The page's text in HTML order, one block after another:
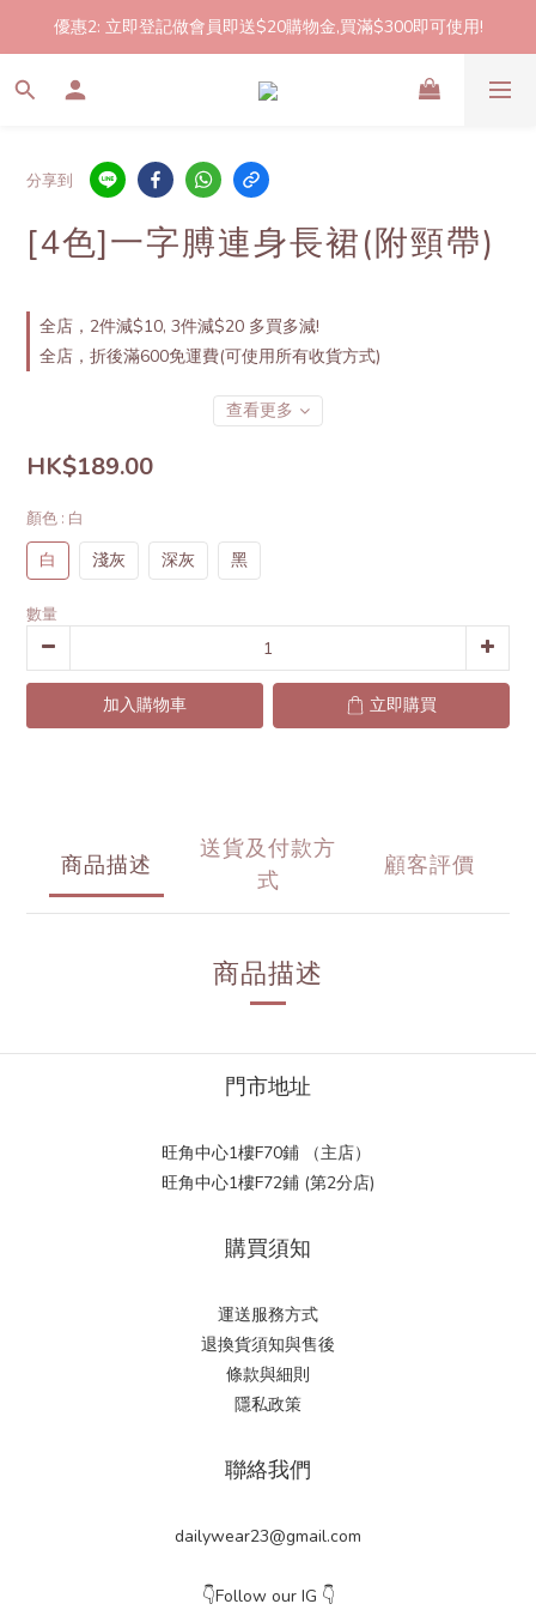
2件起包郵!(反應良好優惠期延長🎉!shop now!)
優惠2: 立即登記做會員即送$20購物金,買滿$300即可使用!
2件起包郵!(反應良好優惠期延長🎉!shop now!)
分享到
[4色]一字膊連身長裙(附頸帶)
全店，2件減$10, 3件減$20 多買多減!
全店，折後滿600免運費(可使用所有收貨方式)
查看更多
HK$189.00
顏色 : 白
白 淺灰 深灰 黑
數量
加入購物車 立即購買
商品描述
送貨及付款方
式
顧客評價
商品描述
門市地址
旺角中心1樓F70鋪 （主店）
旺角中心1樓F72鋪 (第2分店)
購買須知
運送服務方式
退換貨須知與售後
條款與細則
隱私政策
聯絡我們
dailywear23@gmail.com
👇Follow our IG 👇